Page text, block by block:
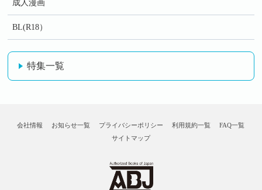
成人漫画
BL(R18）
特集一覧
会社情報 お知らせ一覧 プライバシーポリシー 利用規約一覧
FAQ一覧
サイトマップ